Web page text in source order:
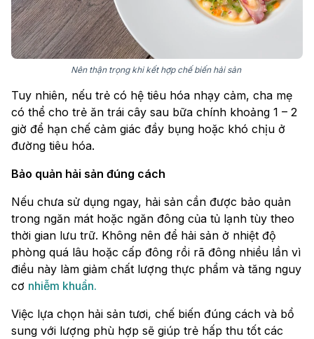
Nên thận trọng khi kết hợp chế biến hải sản
Tuy nhiên, nếu trẻ có hệ tiêu hóa nhạy cảm, cha mẹ
có thể cho trẻ ăn trái cây sau bữa chính khoảng 1 – 2
giờ để hạn chế cảm giác đầy bụng hoặc khó chịu ở
đường tiêu hóa.
Bảo quản hải sản đúng cách
Nếu chưa sử dụng ngay, hải sản cần được bảo quản
trong ngăn mát hoặc ngăn đông của tủ lạnh tùy theo
thời gian lưu trữ. Không nên để hải sản ở nhiệt độ
phòng quá lâu hoặc cấp đông rồi rã đông nhiều lần vì
điều này làm giảm chất lượng thực phẩm và tăng nguy
cơ nhiễm khuẩn.
Việc lựa chọn hải sản tươi, chế biến đúng cách và bổ
sung với lượng phù hợp sẽ giúp trẻ hấp thu tốt các